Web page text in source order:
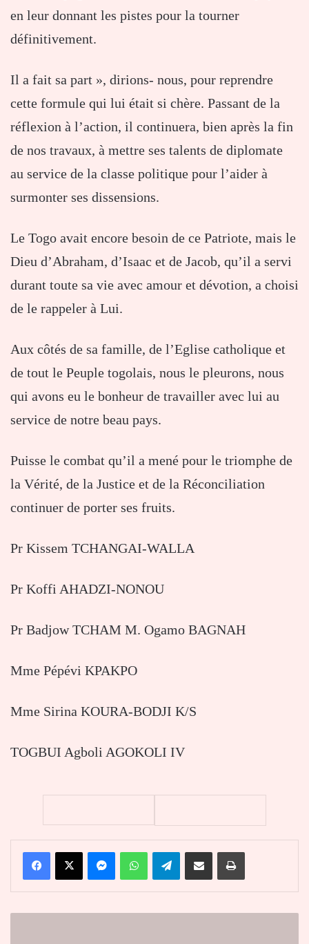
en leur donnant les pistes pour la tourner
définitivement.
Il a fait sa part », dirions- nous, pour reprendre
cette formule qui lui était si chère. Passant de la
réflexion à l’action, il continuera, bien après la fin
de nos travaux, à mettre ses talents de diplomate
au service de la classe politique pour l’aider à
surmonter ses dissensions.
Le Togo avait encore besoin de ce Patriote, mais le
Dieu d’Abraham, d’Isaac et de Jacob, qu’il a servi
durant toute sa vie avec amour et dévotion, a choisi
de le rappeler à Lui.
Aux côtés de sa famille, de l’Eglise catholique et
de tout le Peuple togolais, nous le pleurons, nous
qui avons eu le bonheur de travailler avec lui au
service de notre beau pays.
Puisse le combat qu’il a mené pour le triomphe de
la Vérité, de la Justice et de la Réconciliation
continuer de porter ses fruits.
Pr Kissem TCHANGAI-WALLA
Pr Koffi AHADZI-NONOU
Pr Badjow TCHAM M. Ogamo BAGNAH
Mme Pépévi ΚΡΑΚΡΟ
Mme Sirina KOURA-BODJI K/S
TOGBUI Agboli AGOKOLI IV
FacebookX MessengerWhatsAppTelegramPartager par email Imprimer